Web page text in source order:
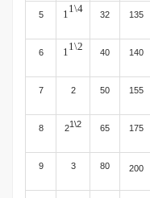
5 11\4 32 135
6 11\2 40 140
7 2 50 155
8 21\2 65 175
9 3 80 200